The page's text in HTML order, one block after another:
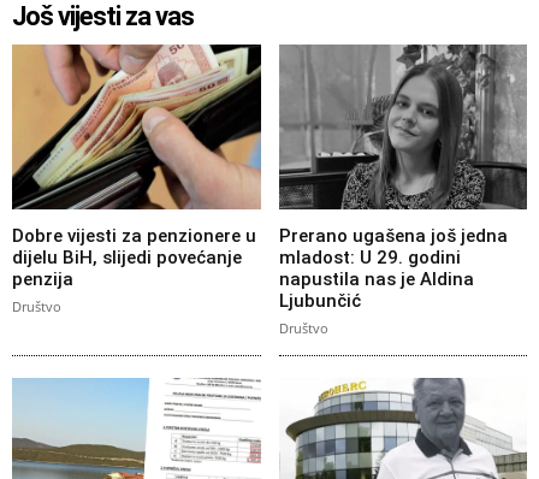
Još vijesti za vas
Dobre vijesti za penzionere u
dijelu BiH, slijedi povećanje
penzija
Društvo
Prerano ugašena još jedna
mladost: U 29. godini
napustila nas je Aldina
Ljubunčić
Društvo